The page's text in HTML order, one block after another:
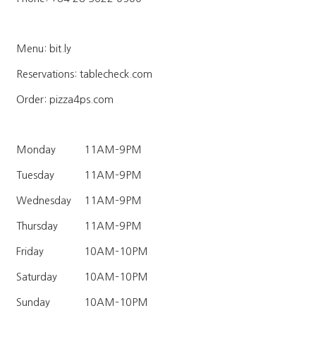
Menu: bit.ly
Reservations: tablecheck.com
Order: pizza4ps.com
Monday 11AM–9PM
Tuesday 11AM–9PM
Wednesday 11AM–9PM
Thursday 11AM–9PM
Friday 10AM–10PM
Saturday 10AM–10PM
Sunday 10AM–10PM